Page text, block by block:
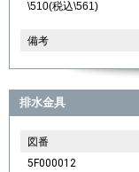
\510(税込\561)
備考
排水金具
図番
5F000012